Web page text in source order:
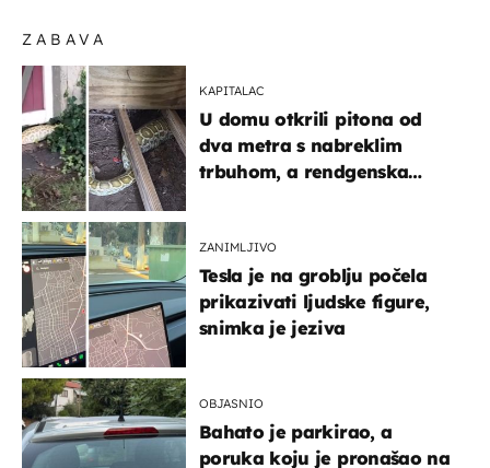
ZABAVA
KAPITALAC
U domu otkrili pitona od
dva metra s nabreklim
trbuhom, a rendgenska
ZANIMLJIVO
Tesla je na groblju počela
prikazivati ljudske figure,
snimka je jeziva
OBJASNIO
Bahato je parkirao, a
poruka koju je pronašao na